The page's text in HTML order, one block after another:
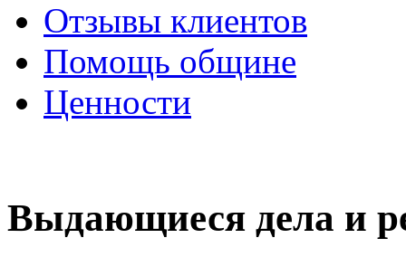
Отзывы клиентов
Помощь общине
Ценности
Выдающиеся дела и